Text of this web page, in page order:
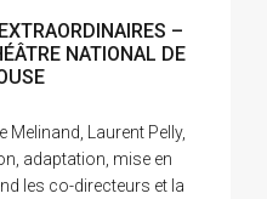
–
NATIONAL DE
Melinand, Laurent Pelly,
adaptation, mise en
les co-directeurs et la